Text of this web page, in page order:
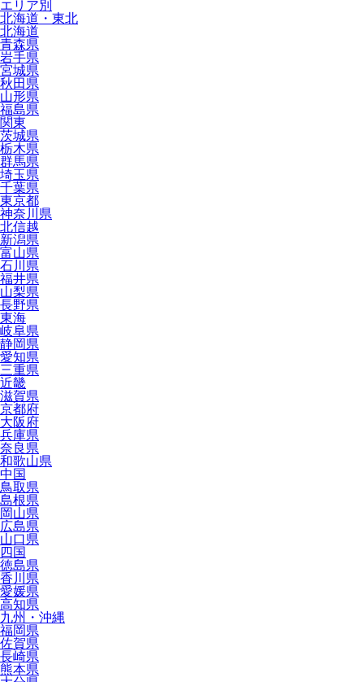
エリア別
北海道・東北
北海道
青森県
岩手県
宮城県
秋田県
山形県
福島県
関東
茨城県
栃木県
群馬県
埼玉県
千葉県
東京都
神奈川県
北信越
新潟県
富山県
石川県
福井県
山梨県
長野県
東海
岐阜県
静岡県
愛知県
三重県
近畿
滋賀県
京都府
大阪府
兵庫県
奈良県
和歌山県
中国
鳥取県
島根県
岡山県
広島県
山口県
四国
徳島県
香川県
愛媛県
高知県
九州・沖縄
福岡県
佐賀県
長崎県
熊本県